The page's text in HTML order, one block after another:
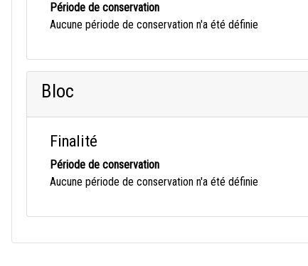
Période de conservation
Aucune période de conservation n'a été définie
Bloc
Finalité
Période de conservation
Aucune période de conservation n'a été définie